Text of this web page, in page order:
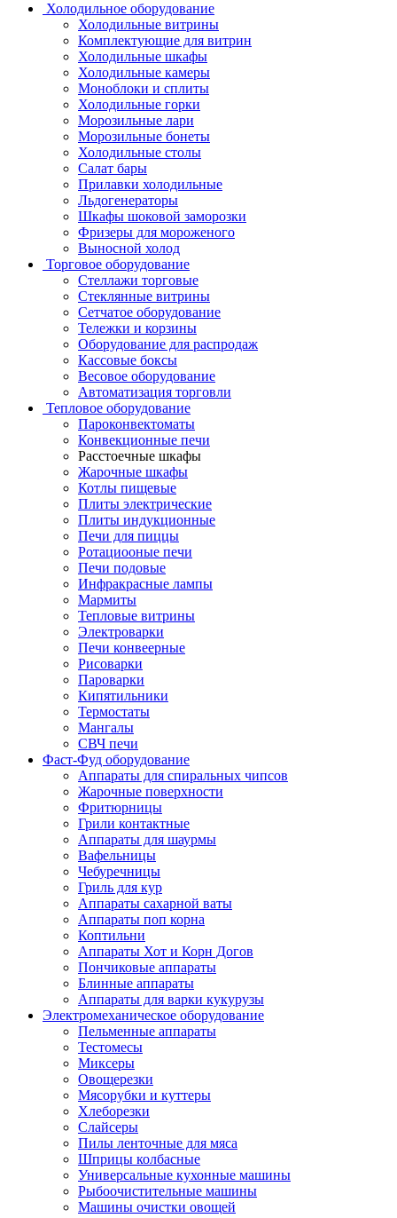
Холодильное оборудование
Холодильные витрины
Комплектующие для витрин
Холодильные шкафы
Холодильные камеры
Моноблоки и сплиты
Холодильные горки
Морозильные лари
Морозильные бонеты
Холодильные столы
Салат бары
Прилавки холодильные
Льдогенераторы
Шкафы шоковой заморозки
Фризеры для мороженого
Выносной холод
Торговое оборудование
Стеллажи торговые
Стеклянные витрины
Сетчатое оборудование
Тележки и корзины
Оборудование для распродаж
Кассовые боксы
Весовое оборудование
Автоматизация торговли
Тепловое оборудование
Пароконвектоматы
Конвекционные печи
Расстоечные шкафы
Жарочные шкафы
Котлы пищевые
Плиты электрические
Плиты индукционные
Печи для пиццы
Ротациооные печи
Печи подовые
Инфракрасные лампы
Мармиты
Тепловые витрины
Электроварки
Печи конвеерные
Рисоварки
Пароварки
Кипятильники
Термостаты
Мангалы
СВЧ печи
Фаст-Фуд оборудование
Аппараты для спиральных чипсов
Жарочные поверхности
Фритюрницы
Грили контактные
Аппараты для шаурмы
Вафельницы
Чебуречницы
Гриль для кур
Аппараты сахарной ваты
Аппараты поп корна
Коптильни
Аппараты Хот и Корн Догов
Пончиковые аппараты
Блинные аппараты
Аппараты для варки кукурузы
Электромеханическое оборудование
Пельменные аппараты
Тестомесы
Миксеры
Овощерезки
Мясорубки и куттеры
Хлеборезки
Слайсеры
Пилы ленточные для мяса
Шприцы колбасные
Универсальные кухонные машины
Рыбоочистительные машины
Машины очистки овощей